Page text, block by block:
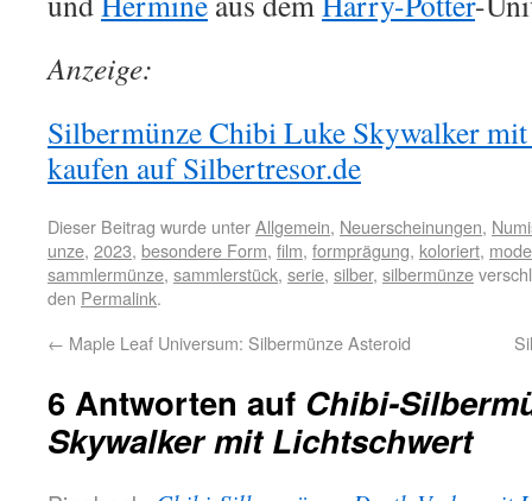
Anzeige:
Silbermünze Chibi Luke Skywalker
kaufen auf Silbertresor.de
Dieser Beitrag wurde unterAllgemein, Neuerscheinungen,
unze, 2023, besondere Form, film, formprägung, koloriert,
sammlermünze, sammlerstück, serie, silber, silbermünze
den Permalink.
← Maple Leaf Universum: Silbermünze Asteroid
6 Antworten auf Chibi-
Skywalker mit Lichtschwert